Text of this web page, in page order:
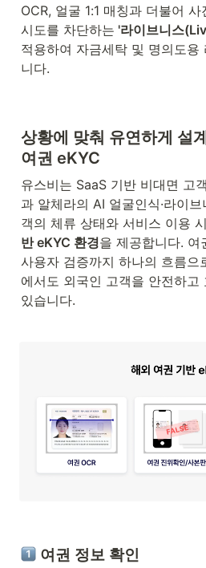
OCR, 얼굴 1:1 매칭과 더불어
시도를 차단하는 '라이브니스
적용하여 자금세탁 및 명의도용
니다.
상황에 맞춰 유연하게 설
여권 eKYC
유스비는 SaaS 기반 비대면 고
과 알체라의 AI 얼굴인식·라이
객의 체류 상태와 서비스 이용
반 eKYC 환경을 제공합니다. 여
사용자 검증까지 하나의 흐름으
에서도 외국인 고객을 안전하고
있습니다.
여권 정보 확인